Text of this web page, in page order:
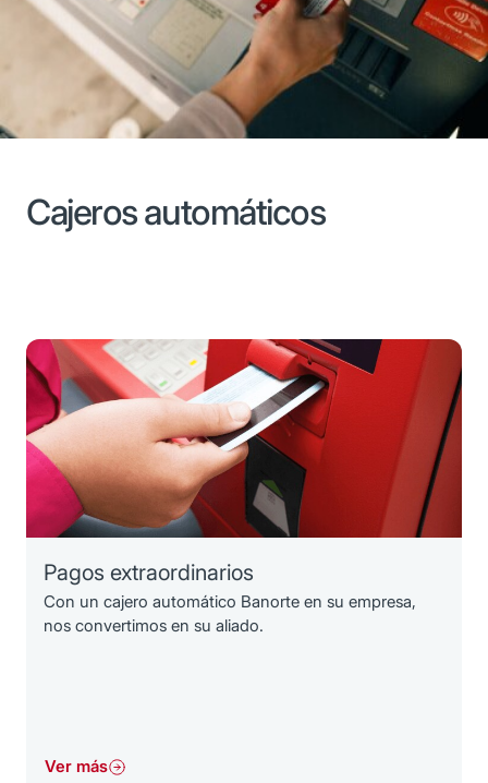
Cajeros automáticos
Pagos extraordinarios
Con un cajero automático Banorte en su empresa,
nos convertimos en su aliado.
Ver más